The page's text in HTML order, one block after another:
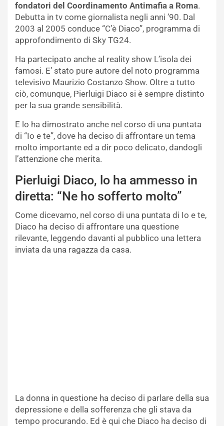
fondatori del Coordinamento Antimafia a Roma.
Debutta in tv come giornalista negli anni ’90. Dal
2003 al 2005 conduce “C’è Diaco”, programma di
approfondimento di Sky TG24.
Ha partecipato anche al reality show L’isola dei
famosi. E’ stato pure autore del noto programma
televisivo Maurizio Costanzo Show. Oltre a tutto
ciò, comunque, Pierluigi Diaco si è sempre distinto
per la sua grande sensibilità.
E lo ha dimostrato anche nel corso di una puntata
di “Io e te”, dove ha deciso di affrontare un tema
molto importante ed a dir poco delicato, dandogli
l’attenzione che merita.
Pierluigi Diaco, lo ha ammesso in
diretta: “Ne ho sofferto molto”
Come dicevamo, nel corso di una puntata di Io e te,
Diaco ha deciso di affrontare una questione
rilevante, leggendo davanti al pubblico una lettera
inviata da una ragazza da casa.
La donna in questione ha deciso di parlare della sua
depressione e della sofferenza che gli stava da
tempo procurando. Ed è qui che Diaco ha deciso di